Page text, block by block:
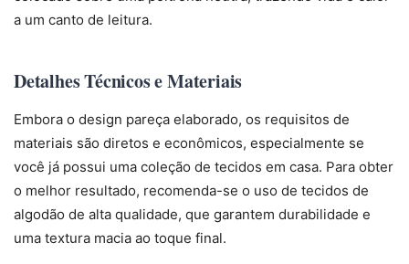
a um canto de leitura.
Detalhes Técnicos e Materiais
Embora o design pareça elaborado, os requisitos de
materiais são diretos e econômicos, especialmente se
você já possui uma coleção de tecidos em casa. Para obter
o melhor resultado, recomenda-se o uso de tecidos de
algodão de alta qualidade, que garantem durabilidade e
uma textura macia ao toque final.